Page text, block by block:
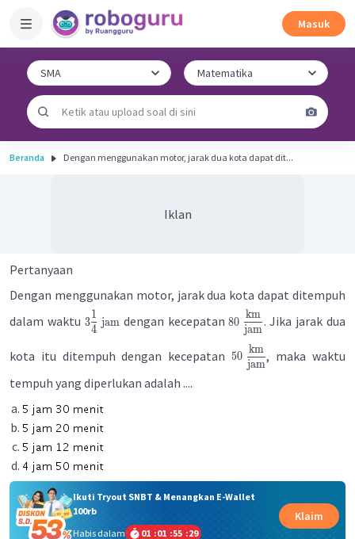
Masuk
Beranda Dengan menggunakan motor, jarak dua kota dapat dit...
Iklan
Pertanyaan
Dengan menggunakan motor, jarak dua kota dapat ditempuh
dalam waktu 3
4
1
jam dengan kecepatan80
jam
km . Jika jarak dua
kota itu ditempuh dengan kecepatan50
jam
km , maka waktu
tempuh yang diperlukan adalah ....
Ikuti Tryout SNBT & Menangkan E-Wallet
100rb
Habis dalam
01 :01 :55 :29
Klaim